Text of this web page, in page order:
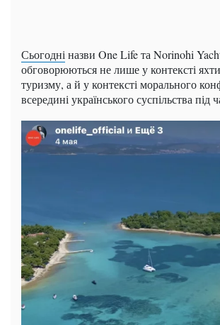
Сьогодніназви One Life та Norinohi
обговорюються не лише у контексті
туризму, а й у контексті морального
всередині українського суспільства під